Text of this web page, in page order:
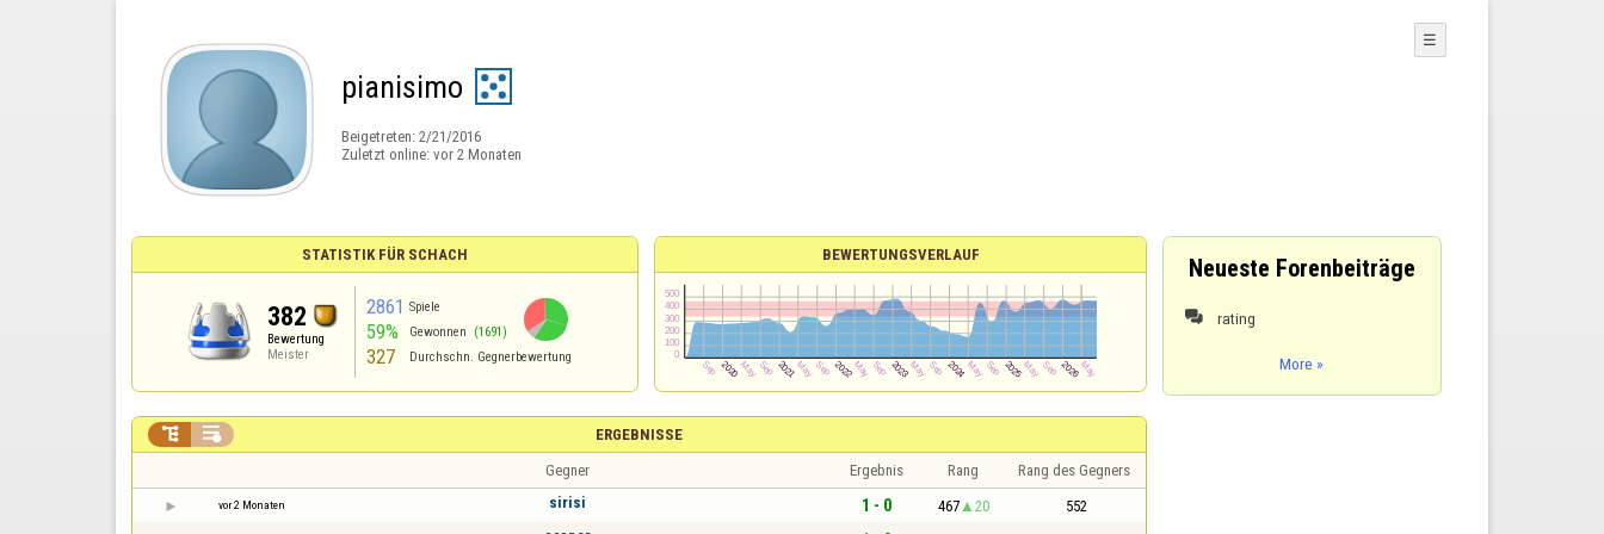
pianisimo
Beigetreten: 2/21/2016
Zuletzt online: vor 2 Monaten
☰
STATISTIK FÜR SCHACH
382
Bewertung
Meister
2861 Spiele
59% Gewonnen (1691)
327 Durchschn. Gegnerbewertung
BEWERTUNGSVERLAUF
ERGEBNISSE
 
Gegner Ergebnis Rang Rang des Gegners
vor 2 Monaten sirisi 1 - 0 467 20 552
Neueste Forenbeiträge
 rating
More »